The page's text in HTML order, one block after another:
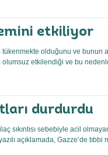
etkiliyor
tükenmekte olduğunu ve
olumsuz etkilendiği ve bu
durdurdu
sıkıntısı sebebiyle acil
açıklamada, Gazze’de